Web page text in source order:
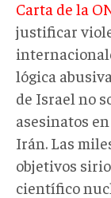
Carta de la
justificar
lógica
de Israel no
asesinatos
Irán. Las
objetivos
científico